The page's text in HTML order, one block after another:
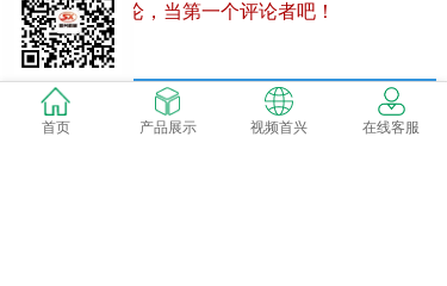
暂时还没有评论，当第一个评论者吧！
发表评论
首页 产品展示 视频首兴 在线客服